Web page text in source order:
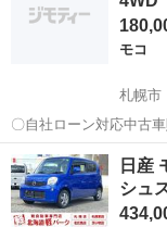
モコ
札幌市
〇自社ローン対応中古車販売〇 ☆どなたでも
☆ １、勤続年数の
される主婦の方や派遣
組めない方 ４、他社様
北海道 札幌市 モ
日産
シュ